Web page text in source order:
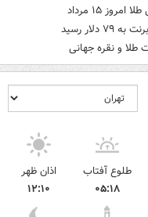
۱۵ مرداد
دلار رسید
طلا و نقره جهانی
طلوع آفتاب
۰۵:۱۸
اذان ظهر
۱۲:۱۰